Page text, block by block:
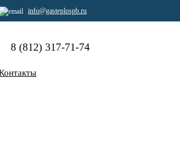
info@gasteplospb.ru
8 (812) 317-71-74